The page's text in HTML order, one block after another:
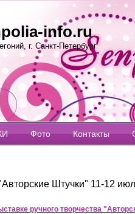
Штучки" 11-12
ручного творчества
info.ru
г. Санкт-Петербург
Фото Контакты